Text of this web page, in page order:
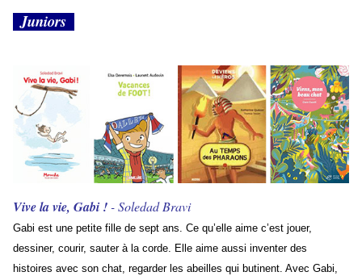
Juniors
Vive la vie, Gabi ! - Soledad Bravi
Gabi est une petite fille de sept ans. Ce qu’elle aime c’est jouer,
dessiner, courir, sauter à la corde. Elle aime aussi inventer des
histoires avec son chat, regarder les abeilles qui butinent. Avec Gabi,